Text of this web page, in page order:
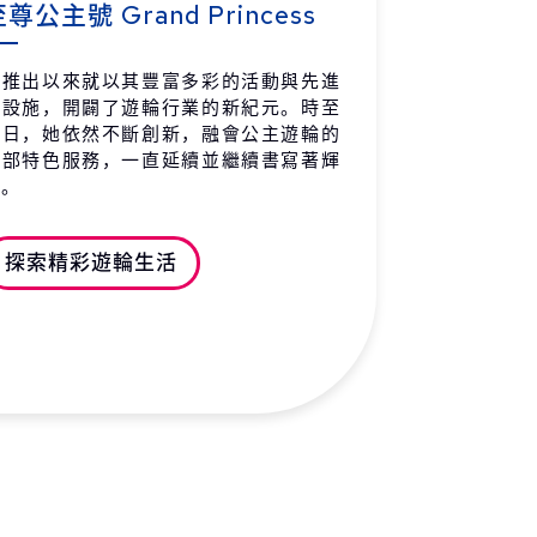
尊公主號 Grand Princess
出以來就以其豐富多彩的活動與先進
施，開闢了遊輪行業的新紀元。時至
，她依然不斷創新，融會公主遊輪的
特色服務，一直延續並繼續書寫著輝
探索精彩遊輪生活